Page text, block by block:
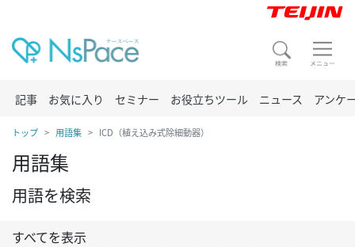
記事 お気に入り セミナー お役立ちツール ニュース アンケ
トップ 用語集 ICD（植え込み式除細動器）
用語集
用語を検索
すべてを表示